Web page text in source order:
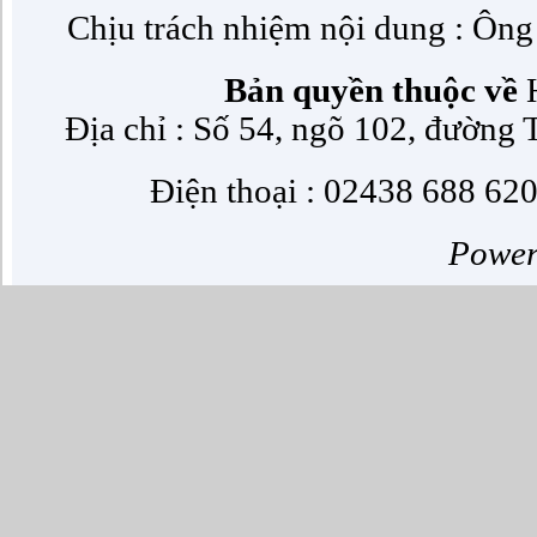
Chịu trách nhiệm nội dung :
Bản quyền thuộc về
Địa chỉ : Số 54, ngõ 102, đường
Điện thoại : 02438 688